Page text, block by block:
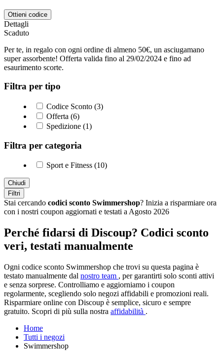
Ottieni codice
Dettagli
Scaduto
Per te, in regalo con ogni ordine di almeno 50€, un asciugamano
super assorbente! Offerta valida fino al 29/02/2024 e fino ad
esaurimento scorte.
Filtra per tipo
Codice Sconto (3)
Offerta (6)
Spedizione (1)
Filtra per categoria
Sport e Fitness (10)
Chiudi
Filtri
Stai cercando codici sconto Swimmershop? Inizia a risparmiare ora
con i nostri coupon aggiornati e testati a Agosto 2026
Perché fidarsi di Discoup? Codici sconto
veri, testati manualmente
Ogni codice sconto Swimmershop che trovi su questa pagina è
testato manualmente dal nostro team , per garantirti solo sconti attivi
e senza sorprese. Controlliamo e aggiorniamo i coupon
regolarmente, scegliendo solo negozi affidabili e promozioni reali.
Risparmiare online con Discoup è semplice, sicuro e sempre
gratuito. Scopri di più sulla nostra affidabilità .
Home
Tutti i negozi
Swimmershop